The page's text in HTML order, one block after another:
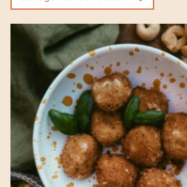
Campanie
Aperitivo et antipasti
Toute l'année